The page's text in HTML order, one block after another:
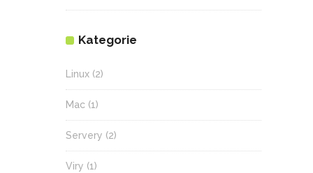
Kategorie
Linux (2)
Mac (1)
Servery (2)
Viry (1)